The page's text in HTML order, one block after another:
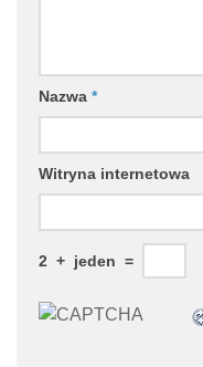
Nazwa *
Witryna internetowa
2 + jeden =